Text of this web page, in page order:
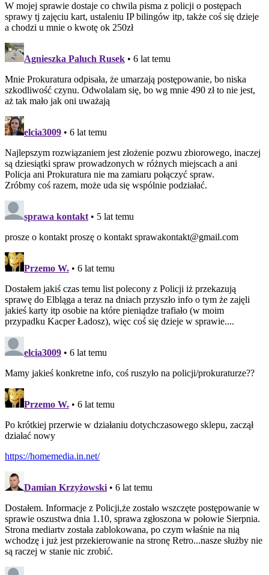
W mojej sprawie dostaje co chwila pisma z policji o postępach
sprawy tj zajęciu kart, ustaleniu IP bilingów itp, także coś się dzieje
a chodzi u mnie o kwotę ok 250zł
Agnieszka Paluch Rusek • 6 lat temu
Mnie Prokuratura odpisała, że umarzają postępowanie, bo niska
szkodliwość czynu. Odwolalam się, bo wg mnie 490 zł to nie jest,
aż tak mało jak oni uważają
elcia3009 • 6 lat temu
Najlepszym rozwiązaniem jest złożenie pozwu zbiorowego, inaczej
są dziesiątki spraw prowadzonych w różnych miejscach a ani
Policja ani Prokuratura nie ma zamiaru połączyć spraw.
Zróbmy coś razem, może uda się wspólnie podziałać.
sprawa kontakt • 5 lat temu
prosze o kontakt proszę o kontakt sprawakontakt@gmail.com
Przemo W. • 6 lat temu
Dostałem jakiś czas temu list polecony z Policji iż przekazują
sprawę do Elbląga a teraz na dniach przyszło info o tym że zajęli
jakieś karty itp osobie na które pieniądze trafiało (w moim
przypadku Kacper Ładosz), więc coś się dzieje w sprawie....
elcia3009 • 6 lat temu
Mamy jakieś konkretne info, coś ruszyło na policji/prokuraturze??
Przemo W. • 6 lat temu
Po krótkiej przerwie w działaniu dotychczasowego sklepu, zaczął
działać nowy
https://homemedia.in.net/
Damian Krzyżowski • 6 lat temu
Dostałem. Informacje z Policji,że zostało wszczęte postępowanie w
sprawie oszustwa dnia 1.10, sprawa zgłoszona w połowie Sierpnia.
Strona mediartv została zablokowana, po czym właśnie na nią
wchodzę i już jest przekierowanie na stronę Retro...nasze służby nie
są raczej w stanie nic zrobić.